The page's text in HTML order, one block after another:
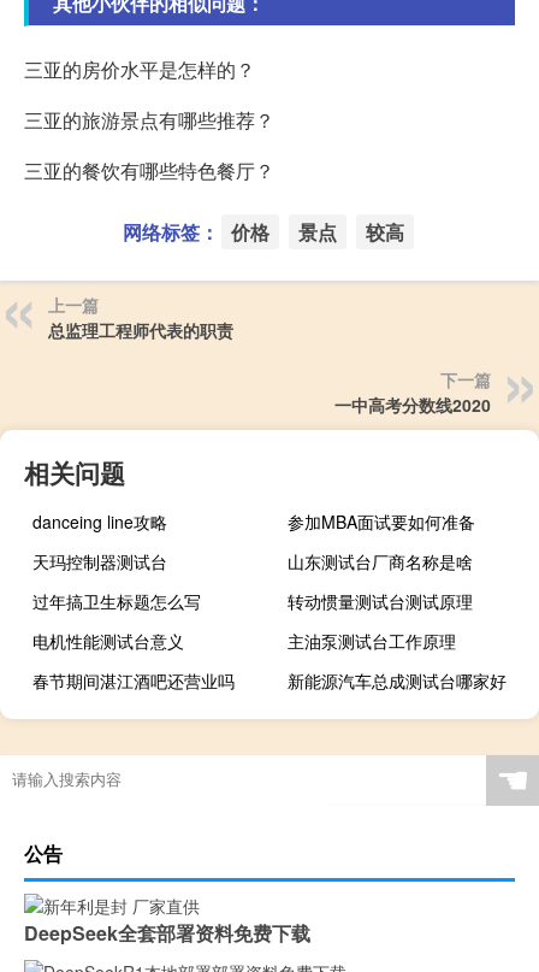
三亚的房价水平是怎样的？
三亚的旅游景点有哪些推荐？
三亚的餐饮有哪些特色餐厅？
网络标签： 价格 景点 较高
上一篇
总监理工程师代表的职责
下一篇
一中高考分数线2020
相关问题
danceing line攻略
参加MBA面试要如何准备
天玛控制器测试台
山东测试台厂商名称是啥
过年搞卫生标题怎么写
转动惯量测试台测试原理
电机性能测试台意义
主油泵测试台工作原理
春节期间湛江酒吧还营业吗
新能源汽车总成测试台哪家好
☚
公告
DeepSeek全套部署资料免费下载